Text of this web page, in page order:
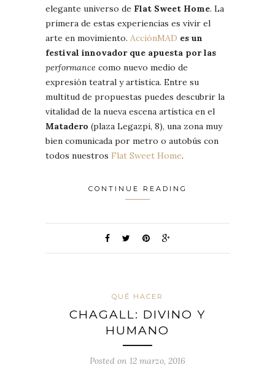
elegante universo de Flat Sweet Home. La
primera de estas experiencias es vivir el
arte en movimiento. AcciónMAD es un
festival innovador que apuesta por las
performance como nuevo medio de
expresión teatral y artística. Entre su
multitud de propuestas puedes descubrir la
vitalidad de la nueva escena artística en el
Matadero (plaza Legazpi, 8), una zona muy
bien comunicada por metro o autobús con
todos nuestros Flat Sweet Home.
CONTINUE READING
QUÉ HACER
CHAGALL: DIVINO Y
HUMANO
Posted on 12 marzo, 2016